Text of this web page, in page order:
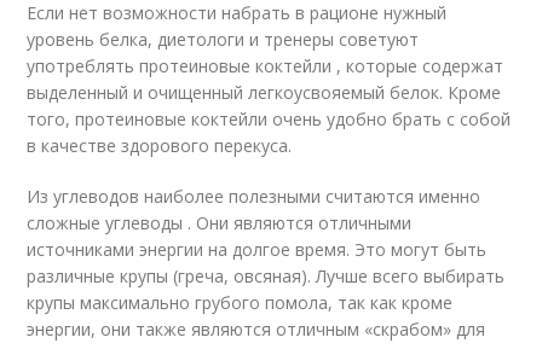
Если нет возможности набрать в рационе нужный
уровень белка, диетологи и тренеры советуют
употреблять протеиновые коктейли , которые содержат
выделенный и очищенный легкоусвояемый белок. Кроме
того, протеиновые коктейли очень удобно брать с собой
в качестве здорового перекуса.
Из углеводов наиболее полезными считаются именно
сложные углеводы . Они являются отличными
источниками энергии на долгое время. Это могут быть
различные крупы (греча, овсяная). Лучше всего выбирать
крупы максимально грубого помола, так как кроме
энергии, они также являются отличным «скрабом» для